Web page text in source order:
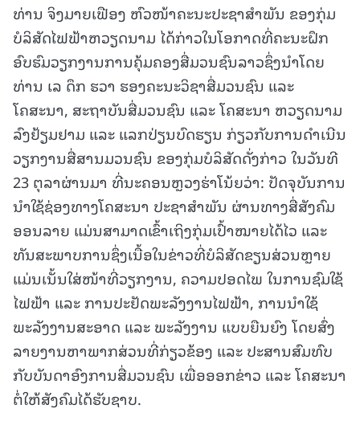
ທ່ານ ຈິງມາຍເຟືອງ ຫົວໜ້າຄະນະປະຊາສຳພັນ ຂອງກຸ່ມ
ບໍລິສັດໄຟຟ້າຫວຽດນາມ ໄດ້ກ່າວໃນໂອກາດທີ່ຄະນະຝຶກ
ອົບຮົມວຽກງານການຄຸ້ມຄອງສື່ມວນຊົນລາວຊຶ່ງນຳໂດຍ
ທ່ານ ເລ ດຶກ ຮວາ ຮອງຄະນະວິຊາສື່ມວນຊົນ ແລະ
ໂຄສະນາ, ສະຖາບັນສື່ມວນຊົນ ແລະ ໂຄສະນາ ຫວຽດນາມ
ລົງຢ້ຽມຢາມ ແລະ ແລກປ່ຽນບົດຮຽນ ກ່ຽວກັບການດຳເນີນ
ວຽກງານສື່ສານມວນຊົນ ຂອງກຸ່ມບໍລິສັດດັ່ງກ່າວ ໃນວັນທີ
23 ຕຸລາຜ່ານມາ ທີ່ນະຄອນຫຼວງຮ່າໂນ້ຍວ່າ: ປັດຈຸບັນການ
ນໍາໃຊ້ຊ່ອງທາງໂຄສະນາ ປະຊາສຳພັນ ຜ່ານທາງສື່ສັງຄົມ
ອອນລາຍ ແມ່ນສາມາດເຂົ້າເຖິງກຸ່ມເປົ້າໝາຍໄດ້ໄວ ແລະ
ທັນສະພາບການຊຶ່ງເນື້ອໃນຂ່າວທີ່ບໍລິສັດຂຽນສ່ວນຫຼາຍ
ແມ່ນເນັ້ນໃສ່ໜ້າທີ່ວຽກງານ, ຄວາມປອດໄພ ໃນການຊົມໃຊ້
ໄຟຟ້າ ແລະ ການປະຢັດພະລັງງານໄຟຟ້າ, ການນໍາໃຊ້
ພະລັງງານສະອາດ ແລະ ພະລັງງານ ແບບຍືນຍົງ ໂດຍສົ່ງ
ລາຍງານຫາພາກສ່ວນທີ່ກ່ຽວຂ້ອງ ແລະ ປະສານສົມທົບ
ກັບບັນດາອົງການສື່ມວນຊົນ ເພື່ອອອກຂ່າວ ແລະ ໂຄສະນາ
ຕໍ່ໃຫ້ສັງຄົມໄດ້ຮັບຊາບ.